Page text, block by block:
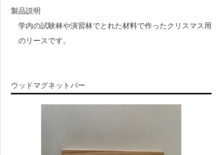
製品説明
学内の試験林や演習林でとれた材料で作ったクリスマス用
のリースです。
ウッドマグネットバー